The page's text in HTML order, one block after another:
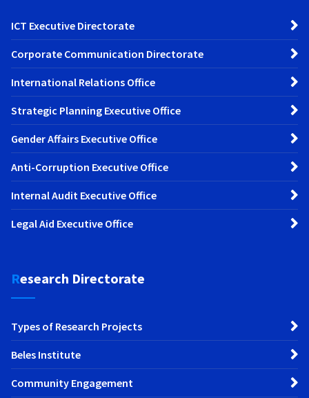
ICT Executive Directorate
Corporate Communication Directorate
International Relations Office
Strategic Planning Executive Office
Gender Affairs Executive Office
Anti-Corruption Executive Office
Internal Audit Executive Office
Legal Aid Executive Office
Research Directorate
Types of Research Projects
Beles Institute
Community Engagement